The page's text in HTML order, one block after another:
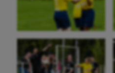
Aéronautique
Athlétisme